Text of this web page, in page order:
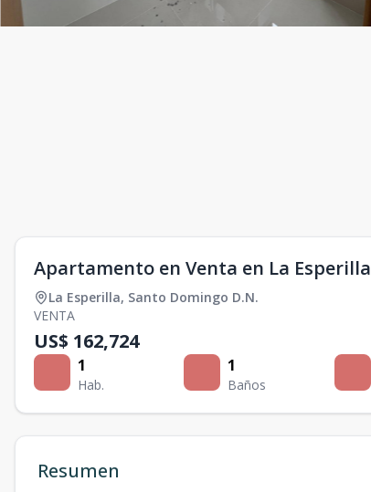
Apartamento en Venta en La Esperilla
La Esperilla, Santo Domingo D.N.
VENTA
US$ 162,724
1
Hab.
1
Baños
Resumen